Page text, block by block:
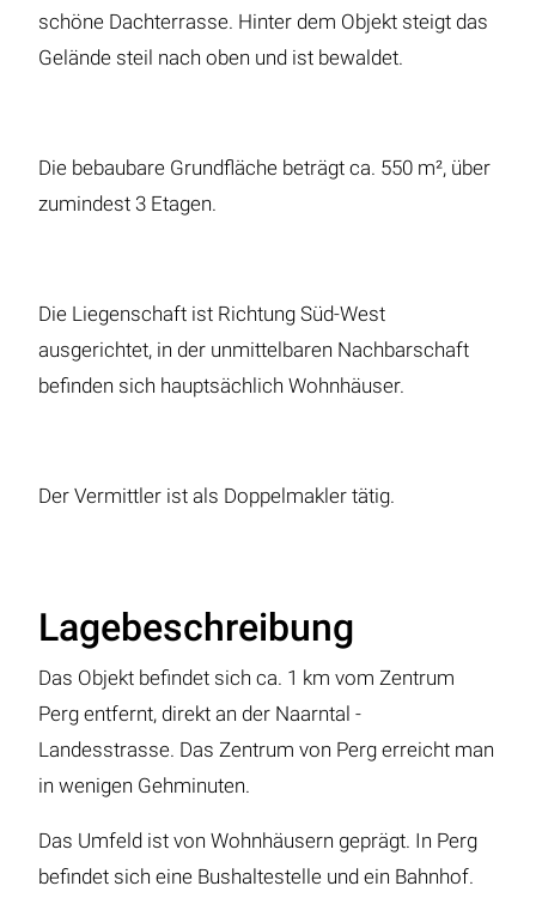
schöne Dachterrasse. Hinter dem Objekt steigt das
Gelände steil nach oben und ist bewaldet.
Die bebaubare Grundfläche beträgt ca. 550 m², über
zumindest 3 Etagen.
Die Liegenschaft ist Richtung Süd-West
ausgerichtet, in der unmittelbaren Nachbarschaft
befinden sich hauptsächlich Wohnhäuser.
Der Vermittler ist als Doppelmakler tätig.
Lagebeschreibung
Das Objekt befindet sich ca. 1 km vom Zentrum
Perg entfernt, direkt an der Naarntal -
Landesstrasse. Das Zentrum von Perg erreicht man
in wenigen Gehminuten.
Das Umfeld ist von Wohnhäusern geprägt. In Perg
befindet sich eine Bushaltestelle und ein Bahnhof.